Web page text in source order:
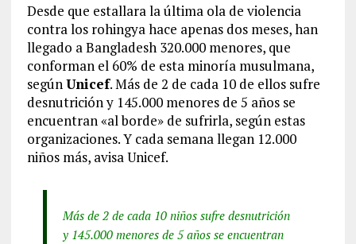
Desde que estallara la última ola de violencia
contra los rohingya hace apenas dos meses, han
llegado a Bangladesh 320.000 menores, que
conforman el 60% de esta minoría musulmana,
segúnUnicef. Más de 2 de cada 10 de ellos sufre
desnutrición y 145.000 menores de 5 años se
encuentran «al borde» de sufrirla, según estas
organizaciones. Y cada semana llegan 12.000
niños más, avisa Unicef.
Más de 2 de cada 10 niños sufre desnutrición
y 145.000 menores de 5 años se encuentran